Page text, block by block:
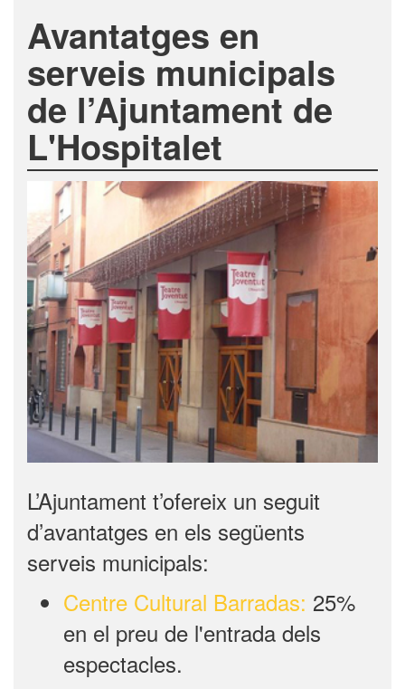
Avantatges en
serveis municipals
de l’Ajuntament de
L'Hospitalet
L’Ajuntament t’ofereix un seguit
d’avantatges en els següents
serveis municipals:
Centre Cultural Barradas: 25%
en el preu de l'entrada dels
espectacles.